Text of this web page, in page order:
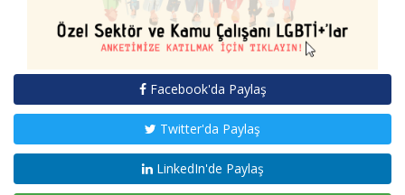
Facebook'da Paylaş
Twitter'da Paylaş
LinkedIn'de Paylaş